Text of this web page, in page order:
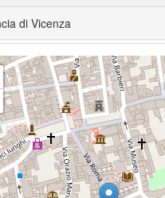
di Vicenza